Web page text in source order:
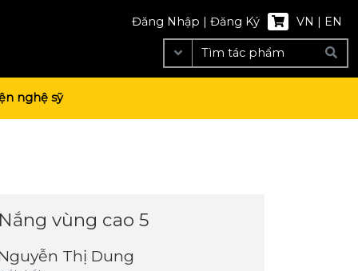
Đăng Nhập | Đăng Ký VN | EN
nghệ sỹ
Nắng vùng cao 5
Thị Dung